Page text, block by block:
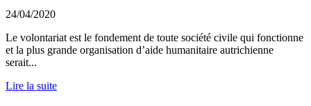
24/04/2020
Le volontariat est le fondement de toute société civile qui fonctionne
et la plus grande organisation d’aide humanitaire autrichienne
serait...
Lire la suite